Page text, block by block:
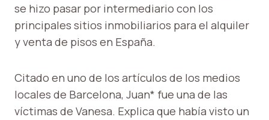
se hizo pasar por intermediario con los
principales sitios inmobiliarios para el alquiler
y venta de pisos en España.
Citado en uno de los artículos de los medios
locales de Barcelona, ​​Juan* fue una de las
víctimas de Vanesa. Explica que había visto un